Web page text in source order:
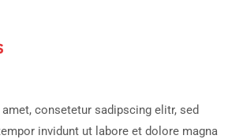
consetetur sadipscing elitr, sed
invidunt ut labore et dolore magna